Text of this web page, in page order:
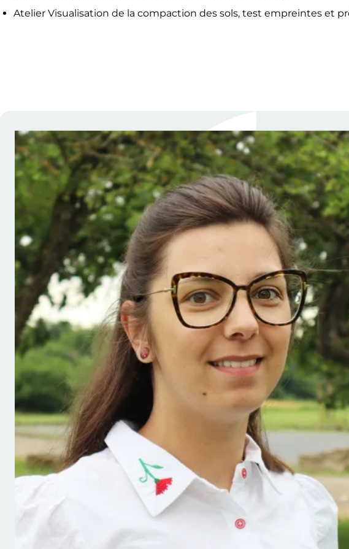
Atelier Visualisation de la compaction des sols, test empreintes et